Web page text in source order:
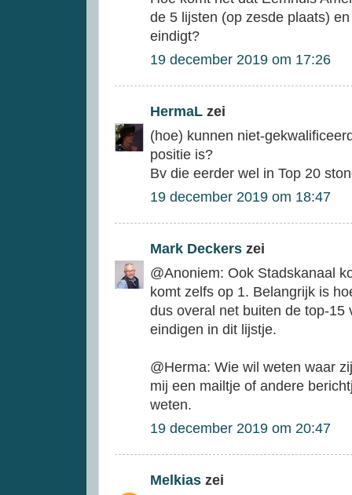
de 5 lijsten (op zesde plaats)
eindigt?
19 december 2019 om 17:26
HermaL zei
(hoe) kunnen niet-
positie is?
Bv die eerder wel in Top 20
19 december 2019 om 18:47
Mark Deckers zei
@Anoniem: Ook Stadskanaal
komt zelfs op 1. Belangrijk is
dus overal net buiten de top-15
eindigen in dit lijstje.
@Herma: Wie wil weten waar
mij een mailtje of andere
weten.
19 december 2019 om 20:47
Melkias zei